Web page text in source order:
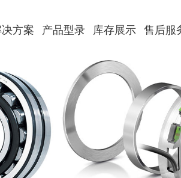
方案 产品型录 库存展示 售后服